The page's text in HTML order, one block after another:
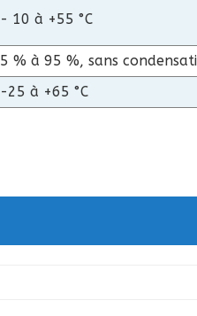
- 10 à +55 °C
5 % à 95 %, sans
-25 à +65 °C